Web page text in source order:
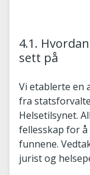
4.1.
sett på
Vi etablerte en
fra
Helsetilsynet.
fellesskap for
funnene.
jurist og